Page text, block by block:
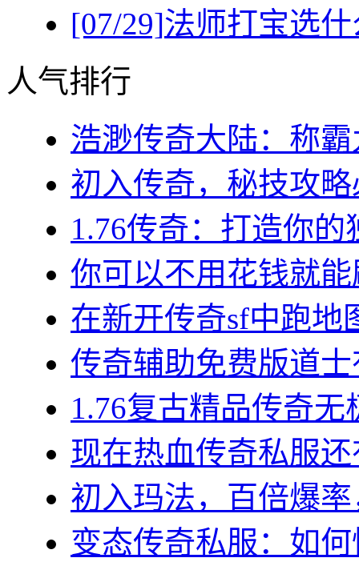
[07/29]法师打宝选
人气排行
浩渺传奇大陆：称
初入传奇，秘技攻
1.76传奇：打造你
你可以不用花钱就
在新开传奇sf中跑地
传奇辅助免费版道
1.76复古精品传奇
现在热血传奇私服
初入玛法，百倍爆
变态传奇私服：如